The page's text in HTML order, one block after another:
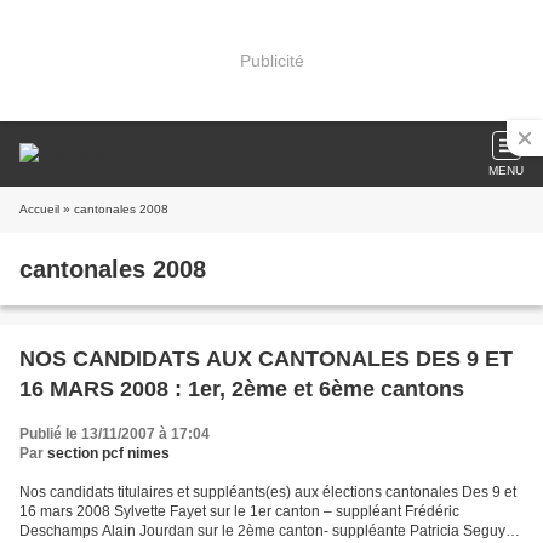
Publicité
MENU
Accueil » cantonales 2008
cantonales 2008
NOS CANDIDATS AUX CANTONALES DES 9 ET
16 MARS 2008 : 1er, 2ème et 6ème cantons
Publié le 13/11/2007 à 17:04
Par section pcf nimes
Nos candidats titulaires et suppléants(es) aux élections cantonales Des 9 et
16 mars 2008 Sylvette Fayet sur le 1er canton – suppléant Frédéric
Deschamps Alain Jourdan sur le 2ème canton- suppléante Patricia Seguy